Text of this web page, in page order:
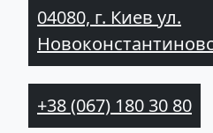
04080, г. Киев ул.
+38 (067) 180 30 80